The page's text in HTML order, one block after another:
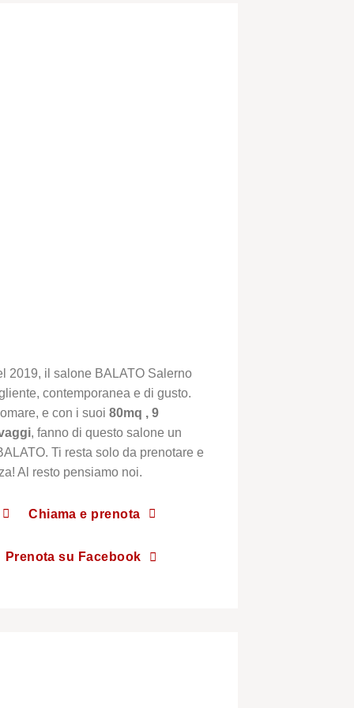
2019, il salone BALATO Salerno
contemporanea e di gusto.
e con i suoi 80mq , 9
, fanno di questo salone un
Ti resta solo da prenotare e
Al resto pensiamo noi.
Chiama e prenota
Prenota su Facebook